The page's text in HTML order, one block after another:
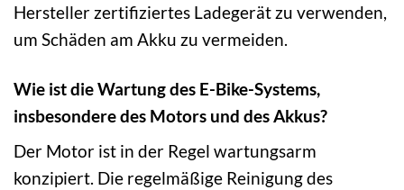
Hersteller zertifiziertes Ladegerät zu verwenden,
um Schäden am Akku zu vermeiden.
Wie ist die Wartung des E-Bike-Systems,
insbesondere des Motors und des Akkus?
Der Motor ist in der Regel wartungsarm
konzipiert. Die regelmäßige Reinigung des